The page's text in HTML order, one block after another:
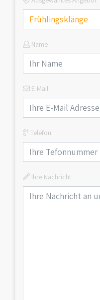
Name
E-Mail
Telefon
Ihre Nachricht